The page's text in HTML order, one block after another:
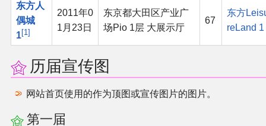
东方人
偶城
1 1
2011年0
1月23日
东京都大田区产业广
场Pio 1层 大展示厅
67
东方
reLand 1
历届宣传图
网站首页使用的作为顶图或宣传图片的图片。
第一届
同人志分类
同人专辑分类
同人软件列表
同人角色列表